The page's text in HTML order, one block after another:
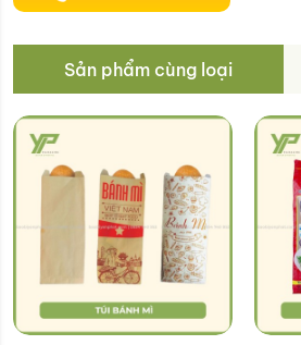
Sản phẩm cùng loại